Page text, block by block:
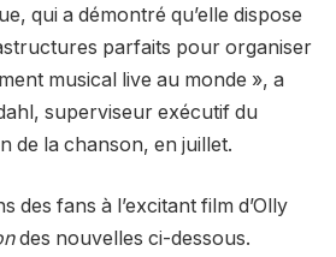
qui a démontré qu’elle dispose
parfaits pour organiser
musical live au monde », a
superviseur exécutif du
de la chanson, en juillet.
des fans à l’excitant film d’Olly
des nouvelles ci-dessous.